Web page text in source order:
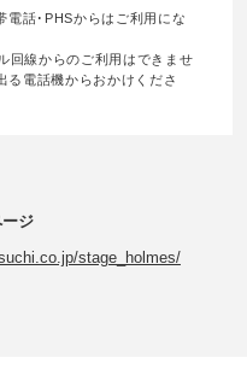
話･PHSからはご利用にな
回線からのご利用はできませ
る電話機からおかけくださ
ジ
stage_holmes/